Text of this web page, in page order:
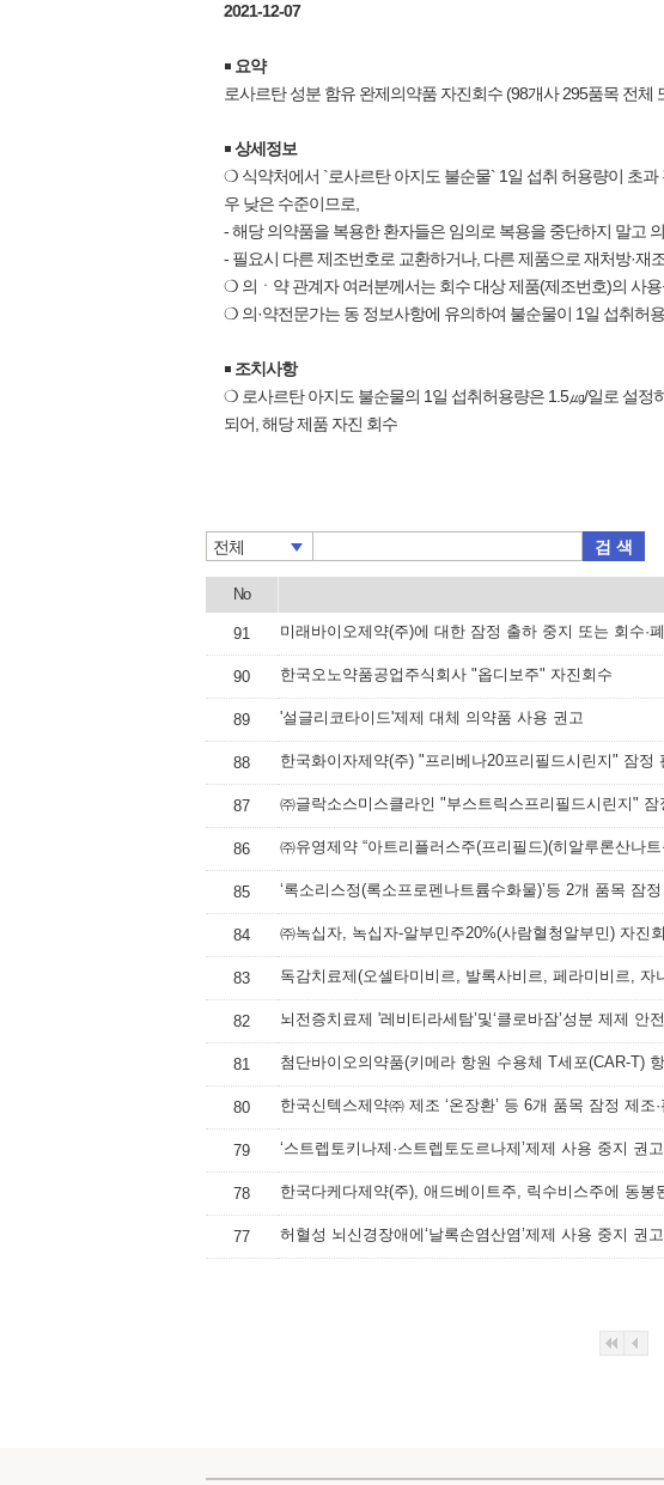
2021-12-07
￭ 요약
로사르탄 성분 함유 완제의약품 자진회수 (98개사 295품목 전체
￭상세정보
❍ 식약처에서 `로사르탄 아지도 불순물` 1일 섭취 허용량이 초
우 낮은 수준이므로,
- 해당 의약품을 복용한 환자들은 임의로 복용을 중단하지 말고
- 필요시 다른 제조번호로 교환하거나, 다른 제품으로 재처방·재
❍ 의ㆍ약 관계자 여러분께서는 회수 대상 제품(제조번호)의 사
❍ 의·약전문가는 동 정보사항에 유의하여 불순물이 1일 섭취허
￭ 조치사항
❍ 로사르탄 아지도 불순물의 1일 섭취허용량은 1.5㎍/일로 설정
되어, 해당 제품 자진 회수
전체 검 색
No
91
90 한국오노약품공업주식회사 "옵디보주" 자진회수
89 '설글리코타이드'제제 대체 의약품 사용 권고
88
87
86
85
84 ㈜녹십자, 녹십자-알부민주20%(사람혈청알부민) 자진
83
82
81
80
79 ‘스트렙토키나제·스트렙토도르나제’제제 사용 중지 권고
78
77 허혈성 뇌신경장애에‘날록손염산염’제제 사용 중지 권고